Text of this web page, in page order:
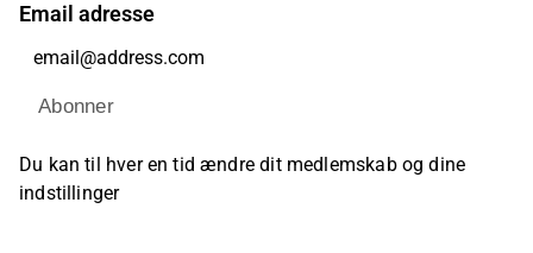
Email adresse
Abonner
Du kan til hver en tid ændre dit medlemskab og dine
indstillinger